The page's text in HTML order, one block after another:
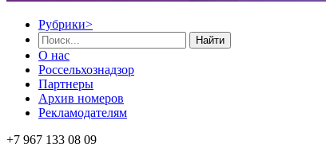
Рубрики>
Найти
О нас
Россельхознадзор
Партнеры
Архив номеров
Рекламодателям
+7 967 133 08 09